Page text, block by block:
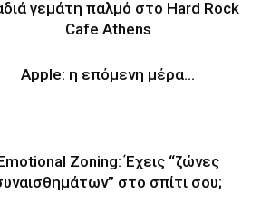
γεμάτη παλμό στο Hard Rock
Cafe Athens
Apple: η επόμενη μέρα…
Zoning: Έχεις “ζώνες
στο σπίτι σου;